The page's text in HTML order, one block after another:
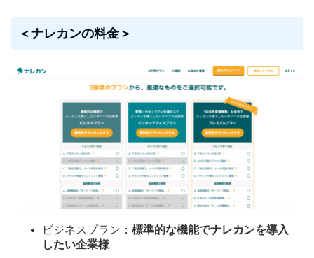
＜ナレカンの料金＞
ビジネスプラン： 標準的な機能でナレカンを導入
したい企業様